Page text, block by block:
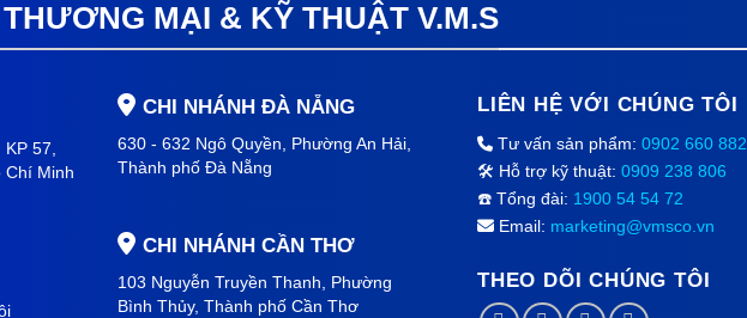
MẠI & KỸ THUẬT V.M.S
KP 57,
Chí Minh
Giá,
CHI NHÁNH ĐÀ NẴNG
630 - 632 Ngô Quyền, Phường An Hải,
Thành phố Đà Nẵng
CHI NHÁNH CẦN THƠ
103 Nguyễn Truyền Thanh, Phường
Bình Thủy, Thành phố Cần Thơ
LIÊN HỆ VỚI CHÚNG TÔI
Tư vấn sản phẩm: 0902 660 882
🛠️ Hỗ trợ kỹ thuật: 0909 238 806
☎️ Tổng đài: 1900 54 54 72
Email: marketing@vmsco.vn
THEO DÕI CHÚNG TÔI